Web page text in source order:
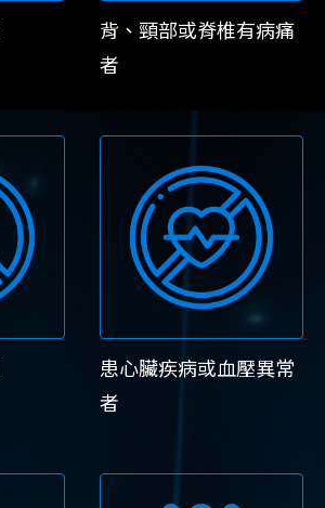
背、頸部或脊椎有病痛
者
患心臟疾病或血壓異常
者